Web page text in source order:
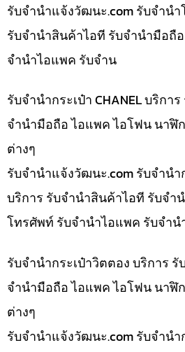
รับจํานําแจ้งวัฒนะ.com รับจำนำ
รับจำนำสินค้าไอที รับจำนำมือถื
จำนำไอแพค รับจำน
รับจำนำกระเป๋า CHANEL บริก
จำนำมือถือ ไอแพค ไอโฟน นาฬิ
ต่างๆ
รับจํานําแจ้งวัฒนะ.com รับจำนำ
บริการ รับจำนำสินค้าไอที รับจำ
โทรศัพท์ รับจำนำไอแพค รับจำน
รับจำนำกระเป๋าวิตตอง บริการ
จำนำมือถือ ไอแพค ไอโฟน นาฬิ
ต่างๆ
รับจํานําแจ้งวัฒนะ.com รับจำนำ